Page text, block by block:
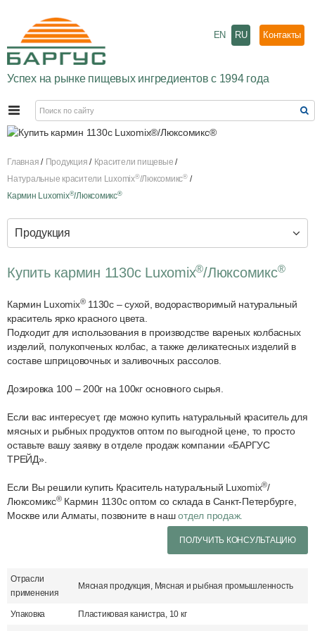
Успех на рынке пищевых ингредиентов с 1994 года
EN RU Контакты
Главная Продукция
Красители пищевые
Натуральные красители Luxomix®/Люксомикс®
Кармин Luxomix®/Люксомикс®
Продукция
Купить кармин 1130с Luxomix®/Люксомикс®
Кармин Luxomix®1130c – сухой, водорастворимый натуральный
краситель ярко красного цвета.
Подходит для использования в производстве вареных колбасных
изделий, полукопченых колбас, а также деликатесных изделий в
составе шприцовочных и заливочных рассолов.
Дозировка 100 – 200г на 100кг основного сырья.
Если вас интересует, где можно купить натуральный краситель для
мясных и рыбных продуктов оптом по выгодной цене, то просто
оставьте вашу заявку в отделе продаж компании «БАРГУС
ТРЕЙД».
Если Вы решили купить Краситель натуральный Luxomix®/
Люксомикс®Кармин 1130с оптом со склада в Санкт-Петербурге,
Москве или Алматы, позвоните в нашотдел продаж.
ПОЛУЧИТЬ КОНСУЛЬТАЦИЮ
Отрасли
применения
Мясная продукция, Мясная и рыбная промышленность
Упаковка Пластиковая канистра, 10 кг